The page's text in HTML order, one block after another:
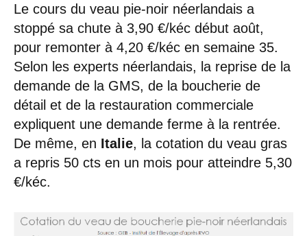
Le cours du veau pie-noir néerlandais a
stoppé sa chute à 3,90 €/kéc début août,
pour remonter à 4,20 €/kéc en semaine 35.
Selon les experts néerlandais, la reprise de la
demande de la GMS, de la boucherie de
détail et de la restauration commerciale
expliquent une demande ferme à la rentrée.
De même, en Italie, la cotation du veau gras
a repris 50 cts en un mois pour atteindre 5,30
€/kéc.